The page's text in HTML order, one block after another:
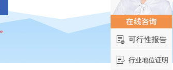
可行性报告
行业地位证明